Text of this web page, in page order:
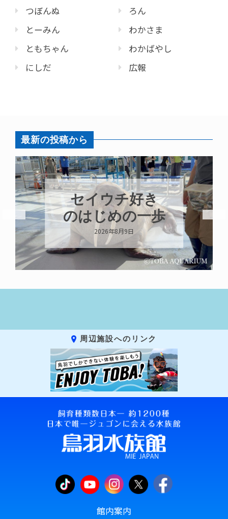
つぼんぬ
とーみん
ともちゃん
にしだ
ろん
わかさま
わかばやし
広報
最新の投稿から
セイウチ好き
のはじめの一歩
2026年8月9日
周辺施設へのリンク
館内案内